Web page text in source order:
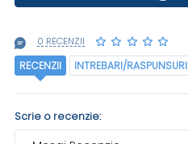
0 RECENZII
RECENZII INTREBARI/RASPUNSURI
Scrie o recenzie:
Mesaj Recenzie